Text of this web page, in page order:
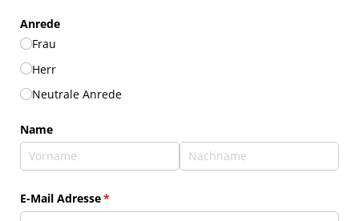
Anrede
Frau
Herr
Neutrale Anrede
Name
E-Mail Adresse*
(erforderlich)